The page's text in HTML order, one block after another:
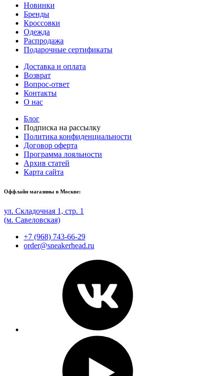
Новинки
Бренды
Кроссовки
Одежда
Распродажа
Подарочные сертификаты
Доставка и оплата
Возврат
Вопрос-ответ
Контакты
О нас
Блог
Подписка на рассылку
Политика конфиденциальности
Договор оферта
Программа лояльности
Архив статей
Карта сайта
Оффлайн магазины в Москве:
ул. Складочная 1, стр. 1
(м. Савеловская)
+7 (968) 743-66-29
order@sneakerhead.ru